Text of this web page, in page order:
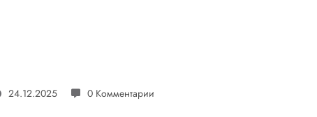
24.12.2025 0 Комментарии